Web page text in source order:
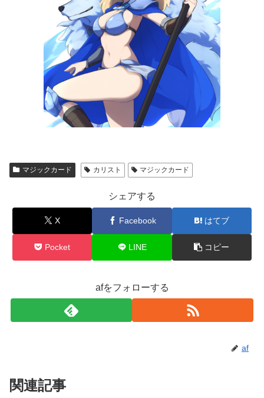
マジックカード カリスト マジックカード
シェアする
X Facebook はてブ
Pocket LINE コピー
afをフォローする
af
関連記事